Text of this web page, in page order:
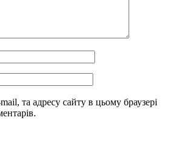
та адресу сайту в цьому браузері